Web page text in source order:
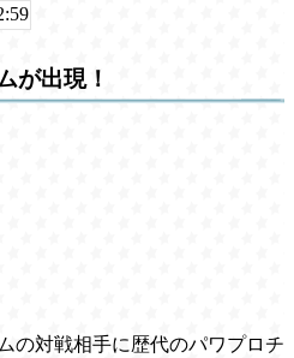
が出現！
の対戦相手に歴代のパワプロチ